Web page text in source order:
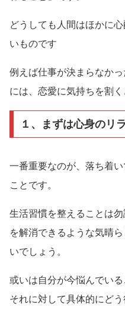
どうしても人間はほかに
いものです
例えば仕事が決まらなか
には、恋愛に気持ちを割
１、まずは心身のリ
一番重要なのが、落ち着
ことです。
生活習慣を整えることは
を解消できるような気晴
いでしょう。
或いは自分が今悩んでい
それに対して具体的にど